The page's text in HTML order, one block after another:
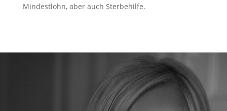
Mindestlohn, aber auch Sterbehilfe.